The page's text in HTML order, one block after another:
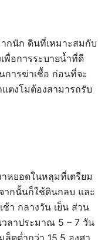
กนัก ดินที่เหมาะสมกับ
พื่อการระบายน้ำที่ดี
ารฆ่าเชื้อ ก่อนที่จะ
ตงโมต้องสามารถรับ
หยอดในหลุมที่เตรียม
ากนั้นก็ใช้ดินกลบ และ
า กลางวัน เย็น ส่วน
วลาประมาณ 5 – 7 วัน
ดต่ำกว่า 15.5 องศา